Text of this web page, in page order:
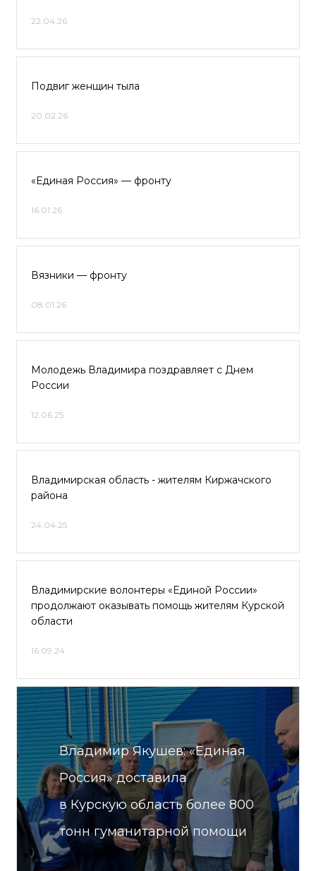
22.04.26
Подвиг женщин тыла
20.02.26
«Единая Россия» — фронту
16.01.26
Вязники — фронту
08.01.26
Молодежь Владимира поздравляет с Днем
России
12.06.25
Владимирская область - жителям Киржачского
района
24.04.25
Владимирские волонтеры «Единой России»
продолжают оказывать помощь жителям Курской
области
16.09.24
Владимир Якушев: «Единая
Россия» доставила
в Курскую область более 800
тонн гуманитарной помощи